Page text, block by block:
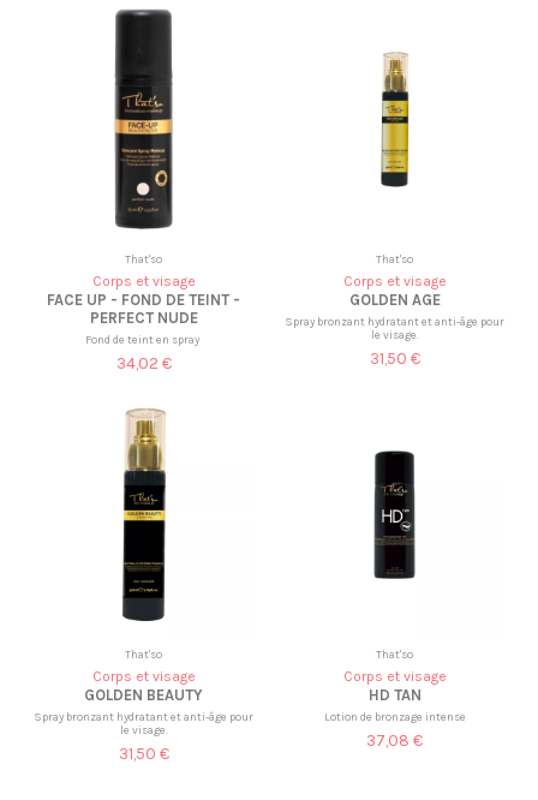
That'so
Corps et visage
FACE UP - FOND DE TEINT -
PERFECT NUDE
Fond de teint en spray
34,02 €
That'so
Corps et visage
GOLDEN AGE
Spray bronzant hydratant et anti-âge pour
le visage.
31,50 €
That'so
Corps et visage
GOLDEN BEAUTY
Spray bronzant hydratant et anti-âge pour
le visage.
31,50 €
That'so
Corps et visage
HD TAN
Lotion de bronzage intense
37,08 €